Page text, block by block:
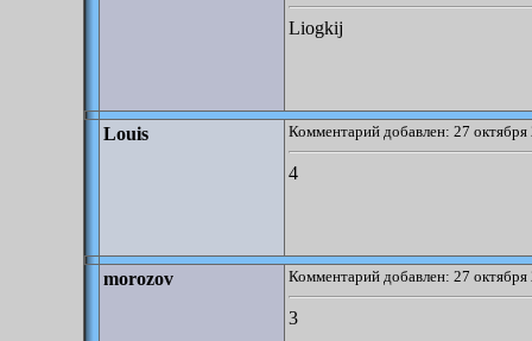
Liogkij
Louis Комментарий добавлен: 27
4
morozov Комментарий добавлен: 27
3